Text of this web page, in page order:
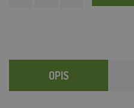
OPIS